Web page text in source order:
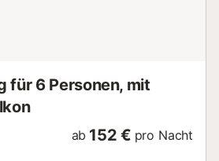
für 6 Personen, mit
ab 152 € pro Nacht